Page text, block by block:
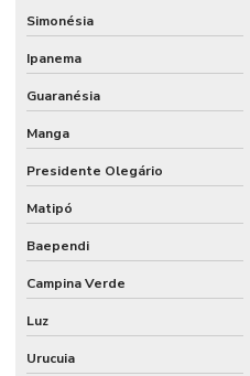
Simonésia
Ipanema
Guaranésia
Manga
Presidente Olegário
Matipó
Baependi
Campina Verde
Luz
Urucuia